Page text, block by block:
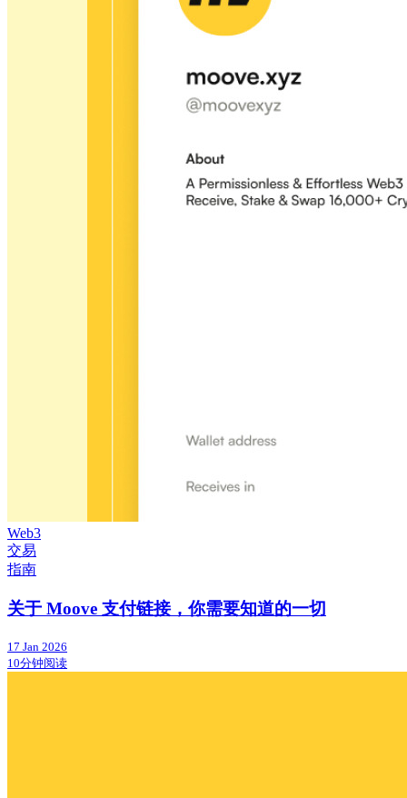
Web3
交易
指南
关于 Moove 支付链接，你需要知道的一切
17 Jan 2026
10分钟阅读